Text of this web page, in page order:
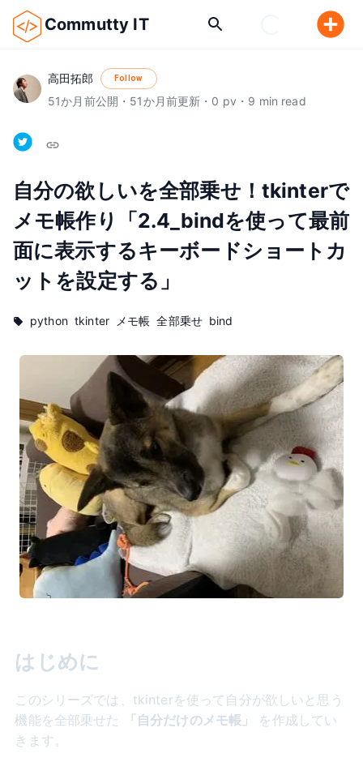
Commutty IT
高田拓郎 Follow
51か月前公開 ・ 51か月前更新 ・ 0 pv ・ 9 min read
自分の欲しいを全部乗せ！tkinterで
メモ帳作り「2.4_bindを使って最前
面に表示するキーボードショートカ
ットを設定する」
python tkinter メモ帳 全部乗せ bind
はじめに
このシリーズでは、tkinterを使って自分が欲しいと思う
機能を全部乗せた
「自分だけのメモ帳」
を作成してい
きます。